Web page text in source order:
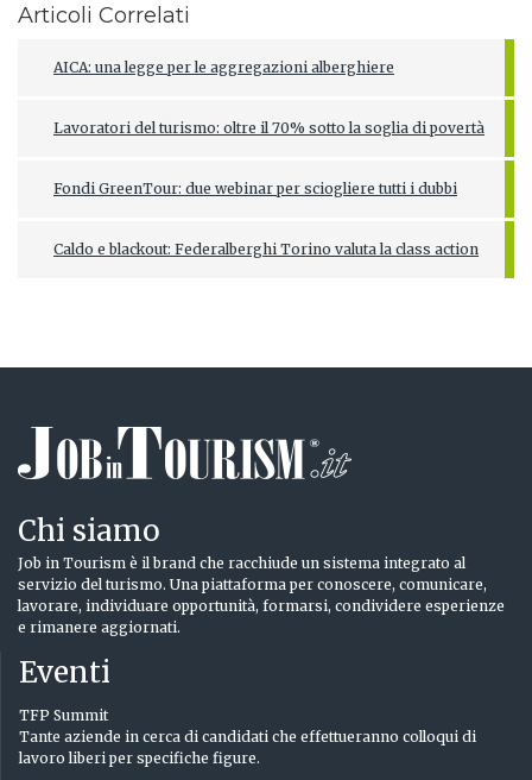
Articoli Correlati
AICA: una legge per le aggregazioni alberghiere
Lavoratori del turismo: oltre il 70% sotto la soglia di povertà
Fondi GreenTour: due webinar per sciogliere tutti i dubbi
Caldo e blackout: Federalberghi Torino valuta la class action
Chi siamo
Job in Tourism è il brand che racchiude un sistema integrato al
servizio del turismo. Una piattaforma per conoscere, comunicare,
lavorare, individuare opportunità, formarsi, condividere esperienze
e rimanere aggiornati.
Eventi
TFP Summit
Tante aziende in cerca di candidati che effettueranno colloqui di
lavoro liberi per specifiche figure.